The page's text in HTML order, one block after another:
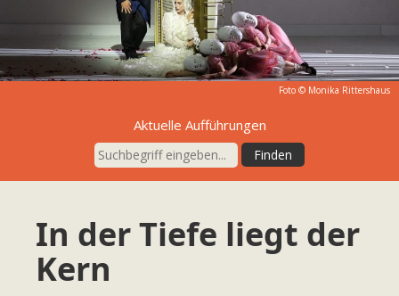
Foto © Monika Rittershaus
Aktuelle Aufführungen
In der Tiefe liegt der
Kern